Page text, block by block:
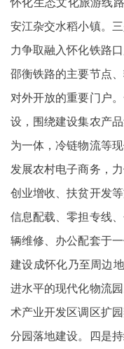
安江杂交水稻小镇。
力争取融入怀化铁路
邵衡铁路的主要节点
对外开放的重要门户
设，围绕建设集农产
为一体，冷链物流等
发展农村电子商务，
创业增收、扶贫开发
信息配载、零担专线
辆维修、办公配套于
建设成怀化乃至周边
进水平的现代化物流
术产业开发区调区扩
分园落地建设。四是